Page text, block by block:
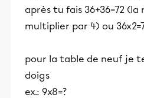
après tu fais 36+36=72 (la
multiplier par 4) ou
pour la table de neuf je
doigs
ex.: 9x8=?